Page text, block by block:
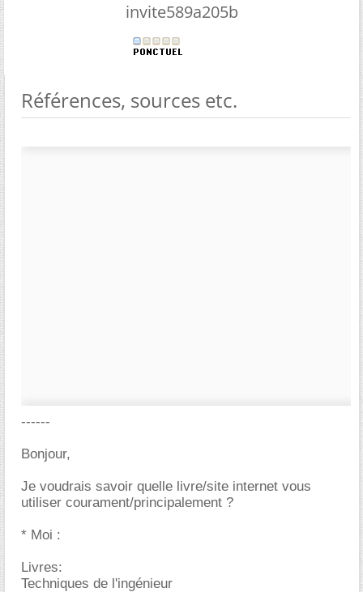
invite589a205b
Références, sources etc.
------
Bonjour,
Je voudrais savoir quelle livre/site internet vous
utiliser courament/principalement ?
* Moi :
Livres:
Techniques de l'ingénieur